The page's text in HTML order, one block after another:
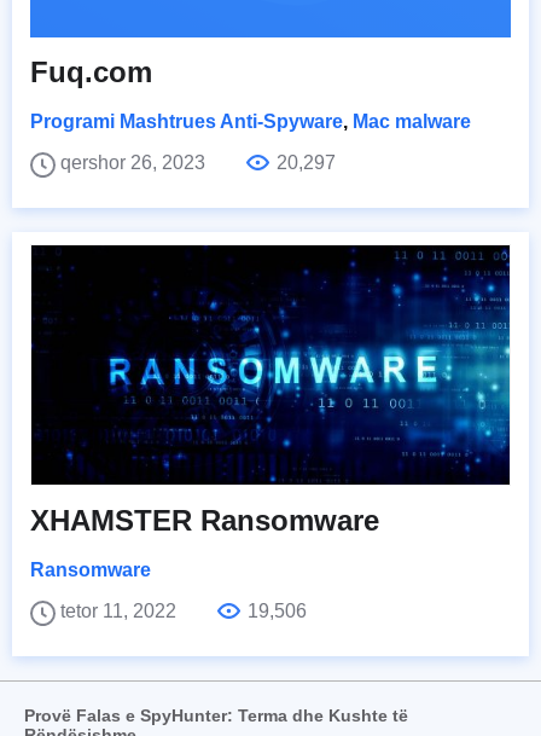
Fuq.com
Programi Mashtrues Anti-Spyware, Mac malware
qershor 26, 2023
20,297
XHAMSTER Ransomware
Ransomware
tetor 11, 2022
19,506
Provë Falas e SpyHunter: Terma dhe Kushte të